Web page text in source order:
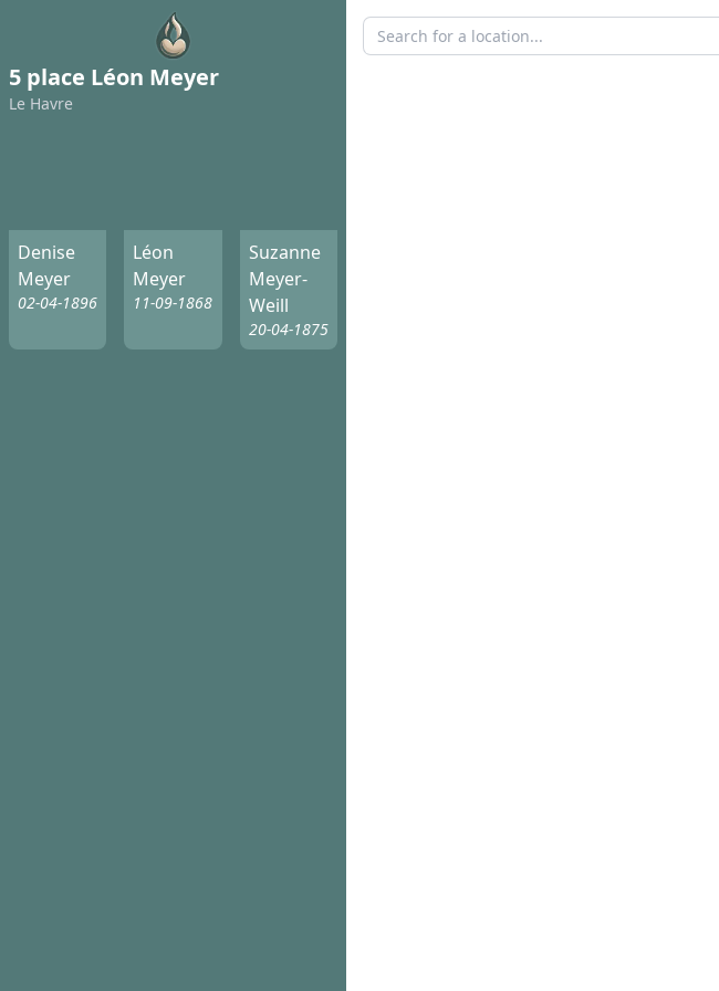
5 place Léon Meyer
Le Havre
Denise
Meyer
02-04-1896
Léon
Meyer
11-09-1868
Suzanne
Meyer-
Weill
20-04-1875